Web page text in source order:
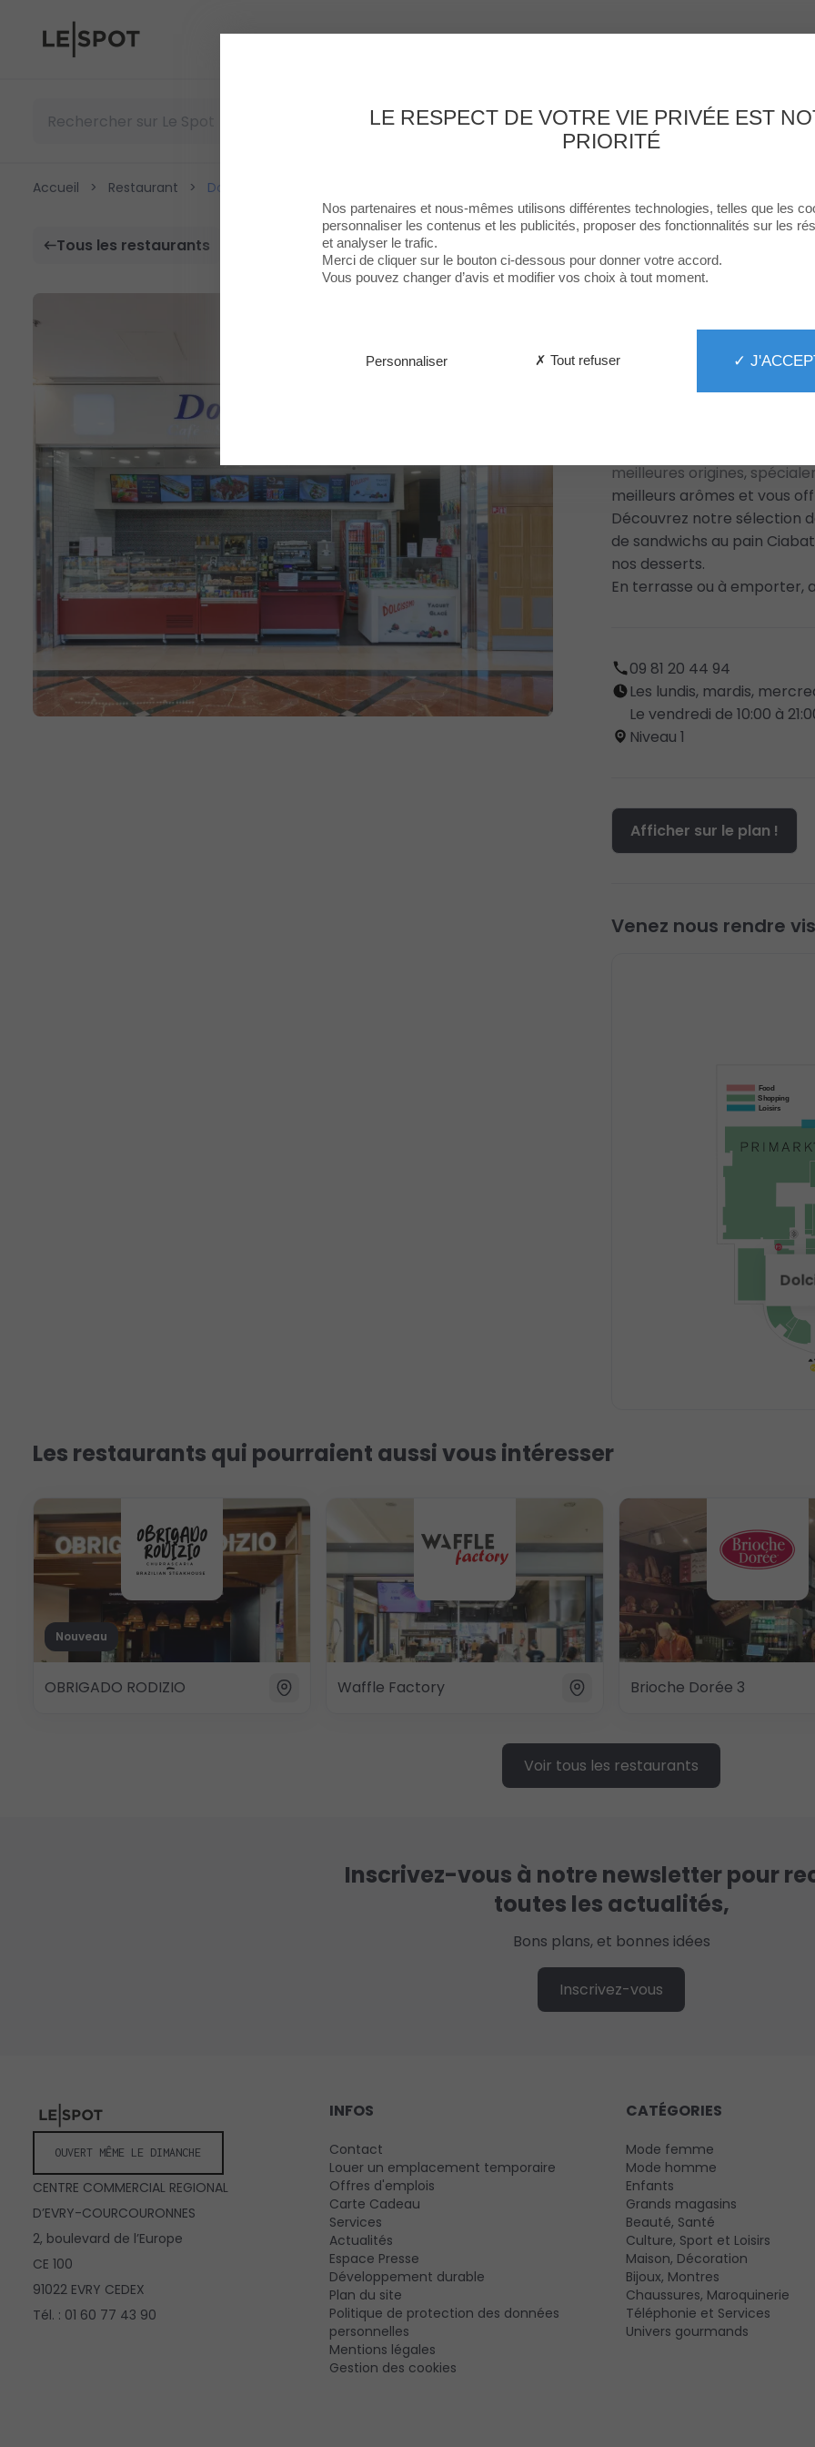
Le Spot
EnseignesFoodLoisirs & CultureServicesLe Centre
Accueil > Restaurant > Dolcissimo
Tous les restaurants
Dolcissimo Fermé
meilleures origines,
meilleurs arômes et vous
Découvrez notre sélection
de sandwichs au pain
nos desserts.
En terrasse ou à emporter,
09 81 20 44 94
Les lundis, mardis,
Le vendredi de 10:00 à
Niveau 1
Afficher sur le plan !
Venez nous rendre
Food
Shopping
Loisirs
Les restaurants qui pourraient aussi vous intéresser
Nouveau
OBRIGADO RODIZIO Waffle Factory Brioche Dorée 3
Voir tous les restaurants
Inscrivez-vous à notre newsletter pour
toutes les actualités,
Bons plans, et bonnes idées
Inscrivez-vous
OUVERT MÊME LE DIMANCHE
CENTRE COMMERCIAL REGIONAL
D’EVRY-COURCOURONNES
2, boulevard de l’Europe
CE 100
91022 EVRY CEDEX
Tél. : 01 60 77 43 90
INFOS
Contact
Louer un emplacement temporaire
Offres d'emplois
Carte Cadeau
Services
Actualités
Espace Presse
Développement durable
Plan du site
Politique de protection des données
personnelles
Mentions légales
Gestion des cookies
CATÉGORIES
Mode femme
Mode homme
Enfants
Grands magasins
Beauté, Santé
Culture, Sport et Loisirs
Maison, Décoration
Bijoux, Montres
Chaussures, Maroquinerie
Téléphonie et Services
Univers gourmands
LE RESPECT DE VOTRE VIE PRIVÉE EST
PRIORITÉ
Nos partenaires et nous-mêmes utilisons différentes technologies, telles que les
personnaliser les contenus et les publicités, proposer des fonctionnalités sur les
et analyser le trafic.
Merci de cliquer sur le bouton ci-dessous pour donner votre accord.
Vous pouvez changer d’avis et modifier vos choix à tout moment.
✓
✗ Tout refuser
Personnaliser